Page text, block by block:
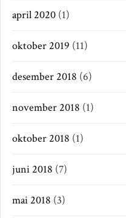
april 2020 (1)
oktober 2019 (11)
desember 2018 (6)
november 2018 (1)
oktober 2018 (1)
juni 2018 (7)
mai 2018 (3)